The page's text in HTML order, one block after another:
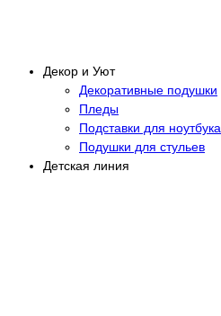
Декор и Уют
Декоративные подушки
Пледы
Подставки для ноутбука
Подушки для стульев
Детская линия